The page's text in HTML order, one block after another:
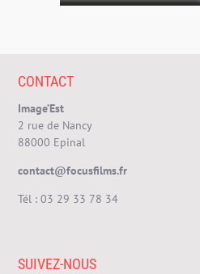
CONTACT
Image’Est
2 rue de Nancy
88000 Epinal
contact@focusfilms.fr
Tél :03 29 33 78 34
SUIVEZ-NOUS